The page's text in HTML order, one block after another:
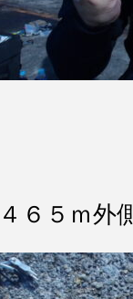
４６５ｍ